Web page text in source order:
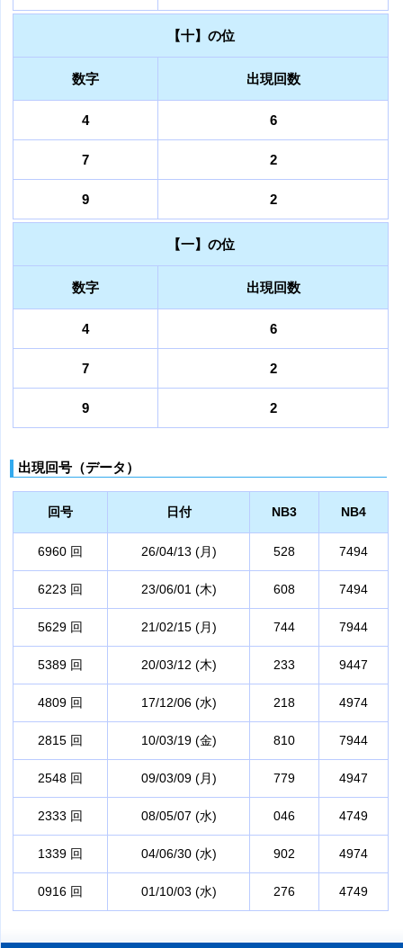
【十】の位
数字 出現回数
4 6
7 2
9 2
【一】の位
数字 出現回数
4 6
7 2
9 2
出現回号（データ）
回号 日付 NB3 NB4
6960 回 26/04/13 (月) 528 7494
6223 回 23/06/01 (木) 608 7494
5629 回 21/02/15 (月) 744 7944
5389 回 20/03/12 (木) 233 9447
4809 回 17/12/06 (水) 218 4974
2815 回 10/03/19 (金) 810 7944
2548 回 09/03/09 (月) 779 4947
2333 回 08/05/07 (水) 046 4749
1339 回 04/06/30 (水) 902 4974
0916 回 01/10/03 (水) 276 4749